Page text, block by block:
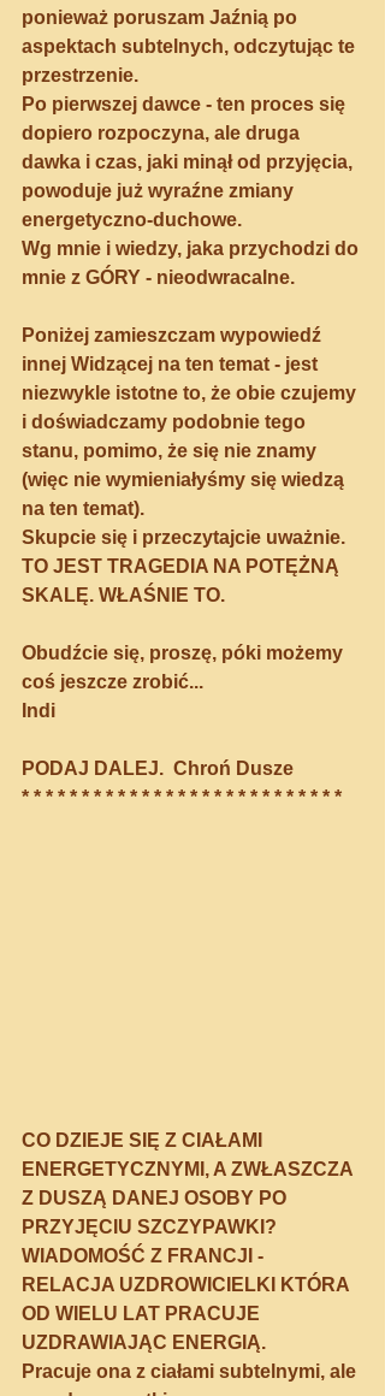
ponieważ poruszam Jaźnią po
aspektach subtelnych, odczytując te
przestrzenie.
Po pierwszej dawce - ten proces się
dopiero rozpoczyna, ale druga
dawka i czas, jaki minął od przyjęcia,
powoduje już wyraźne zmiany
energetyczno-duchowe.
Wg mnie i wiedzy, jaka przychodzi do
mnie z GÓRY - nieodwracalne.
Poniżej zamieszczam wypowiedź
innej Widzącej na ten temat - jest
niezwykle istotne to, że obie czujemy
i doświadczamy podobnie tego
stanu, pomimo, że się nie znamy
(więc nie wymieniałyśmy się wiedzą
na ten temat).
Skupcie się i przeczytajcie uważnie.
TO JEST TRAGEDIA NA POTĘŻNĄ
SKALĘ. WŁAŚNIE TO.
Obudźcie się, proszę, póki możemy
coś jeszcze zrobić...
Indi
PODAJ DALEJ.  Chroń Dusze
* * * * * * * * * * * * * * * * * * * * * * * * * * *
CO DZIEJE SIĘ Z CIAŁAMI
ENERGETYCZNYMI, A ZWŁASZCZA
Z DUSZĄ DANEJ OSOBY PO
PRZYJĘCIU SZCZYPAWKI?
WIADOMOŚĆ Z FRANCJI -
RELACJA UZDROWICIELKI KTÓRA
OD WIELU LAT PRACUJE
UZDRAWIAJĄC ENERGIĄ.
Pracuje ona z ciałami subtelnymi, ale